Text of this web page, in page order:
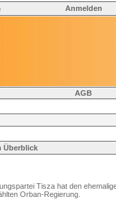
Anmelden
AGB
Überblick
Tisza hat den
Orban-Regierung.